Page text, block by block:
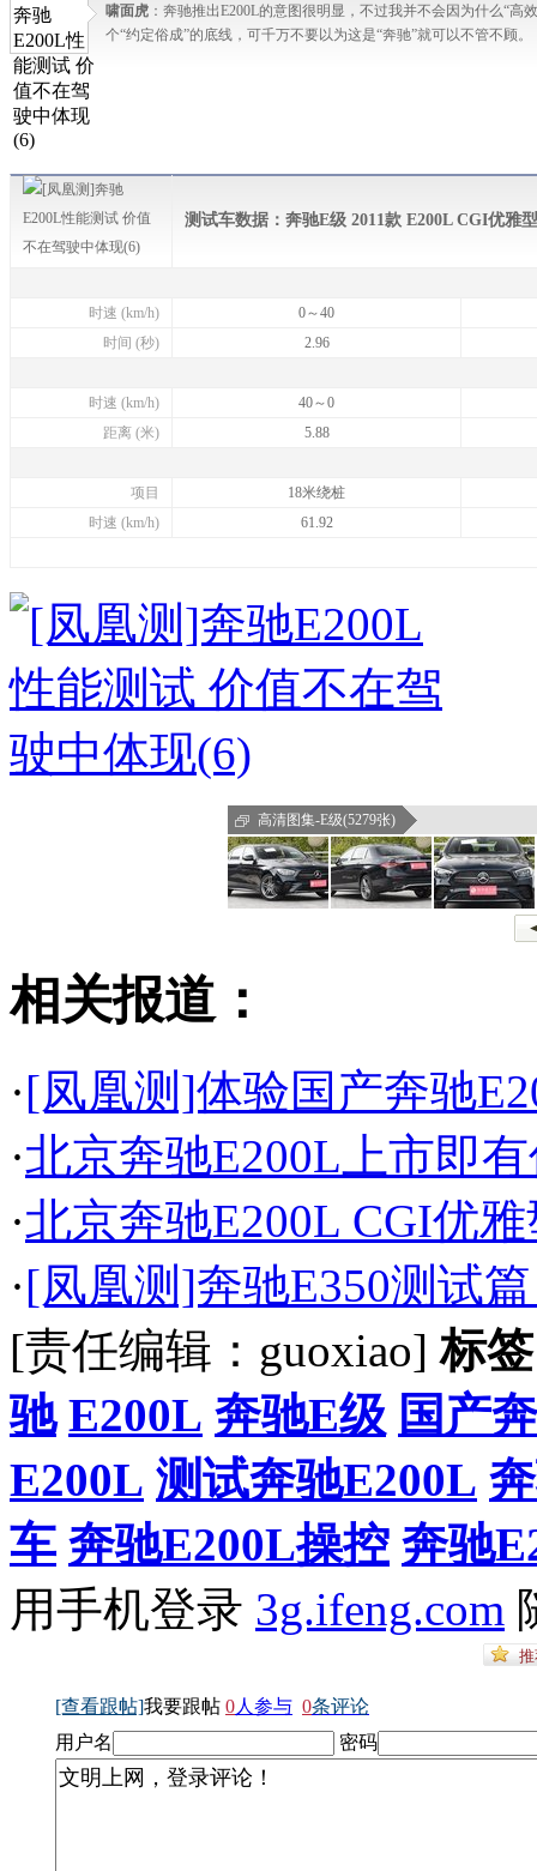
啸面虎 ：奔驰推出E200L的意图很明显，不过我并不会因为什么“
个“约定俗成”的底线，可千万不要以为这是“奔驰”就可以不管不顾。
测试车数据 ：奔驰E级 2011款 E200L CGI优雅型
时速 (km/h)
0～40
时间 (秒)
2.96
时速 (km/h)
40～0
距离 (米)
5.88
项目
18米绕桩
时速 (km/h)
61.92
高清图集-E级(5279张)
相关报道：
·[凤凰测]体验国产奔驰
·北京奔驰E200L上市即
·北京奔驰E200L CGI优
·[凤凰测]奔驰E350测试
[责任编辑：guoxiao]标
驰 E200L 奔驰E级 国产
E200L 测试奔驰E200L
车 奔驰E200L操控 奔驰
用手机登录 3g.ifeng.com
[查看跟帖]我要跟帖 0人参与 0条评论
用户名
密码